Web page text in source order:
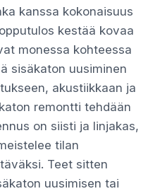
kanssa kokonaisuus
kestää kovaa
monessa kohteessa
sisäkaton uusiminen
akustiikkaan ja
remontti tehdään
on siisti ja linjakas,
tilan
Teet sitten
uusimisen tai